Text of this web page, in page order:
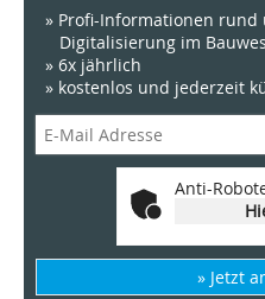
» Profi-Informationen rund
Digitalisierung im
» 6x jährlich
» kostenlos und jederzeit
Anti-
» Jetzt